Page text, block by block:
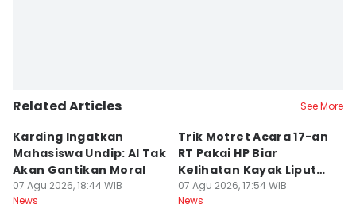
Related Articles See More
Karding Ingatkan
Mahasiswa Undip: AI Tak
Akan Gantikan Moral
07 Agu 2026, 18:44 WIB
News
Trik Motret Acara 17-an
RT Pakai HP Biar
Kelihatan Kayak Liputan
Festival Nasional
07 Agu 2026, 17:54 WIB
News